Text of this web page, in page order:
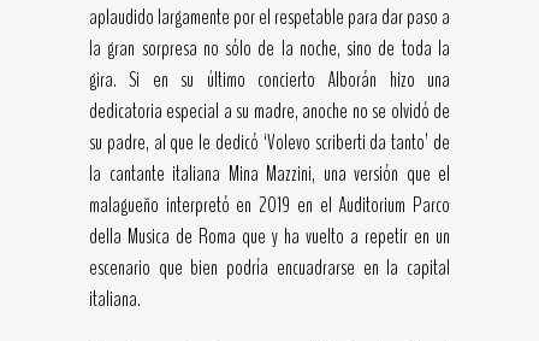
aplaudido largamente por el respetable para dar paso a
la gran sorpresa no sólo de la noche, sino de toda la
gira. Si en su último concierto Alborán hizo una
dedicatoria especial a su madre, anoche no se olvidó de
su padre, al que le dedicó ‘Volevo scriberti da tanto’ de
la cantante italiana Mina Mazzini, una versión que el
malagueño interpretó en 2019 en el Auditorium Parco
della Musica de Roma que y ha vuelto a repetir en un
escenario que bien podría encuadrarse en la capital
italiana.